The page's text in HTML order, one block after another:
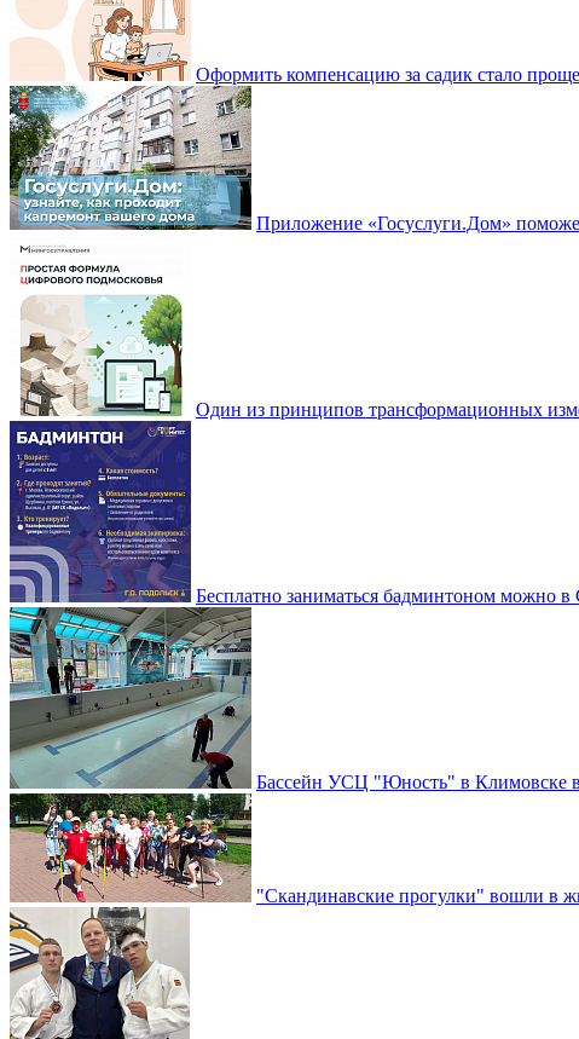
Оформить компенсацию за садик стало проще
Приложение «Госуслуги.Дом»
Один из принципов трансформационных
Бесплатно заниматься бадминтоном можно
Бассейн УСЦ "Юность" в Климовске
"Скандинавские прогулки" вошли в